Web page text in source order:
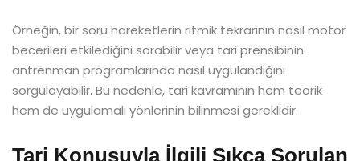
Örneğin, bir soru hareketlerin ritmik tekrarının nasıl motor
becerileri etkilediğini sorabilir veya tari prensibinin
antrenman programlarında nasıl uygulandığını
sorgulayabilir. Bu nedenle, tari kavramının hem teorik
hem de uygulamalı yönlerinin bilinmesi gereklidir.
Tari Konusuyla İlgili Sıkça Sorulan